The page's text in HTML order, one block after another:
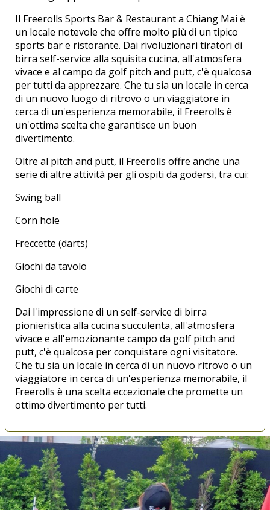
Il Freerolls Sports Bar & Restaurant a Chiang Mai è
un locale notevole che offre molto più di un tipico
sports bar e ristorante. Dai rivoluzionari tiratori di
birra self-service alla squisita cucina, all'atmosfera
vivace e al campo da golf pitch and putt, c'è qualcosa
per tutti da apprezzare. Che tu sia un locale in cerca
di un nuovo luogo di ritrovo o un viaggiatore in
cerca di un'esperienza memorabile, il Freerolls è
un'ottima scelta che garantisce un buon
divertimento.
Oltre al pitch and putt, il Freerolls offre anche una
serie di altre attività per gli ospiti da godersi, tra cui:
Swing ball
Corn hole
Freccette (darts)
Giochi da tavolo
Giochi di carte
Dai l'impressione di un self-service di birra
pionieristica alla cucina succulenta, all'atmosfera
vivace e all'emozionante campo da golf pitch and
putt, c'è qualcosa per conquistare ogni visitatore.
Che tu sia un locale in cerca di un nuovo ritrovo o un
viaggiatore in cerca di un'esperienza memorabile, il
Freerolls è una scelta eccezionale che promette un
ottimo divertimento per tutti.